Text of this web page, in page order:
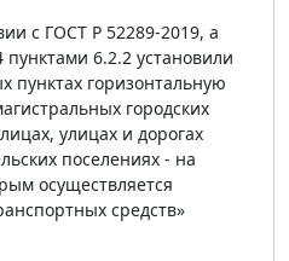
с ГОСТ Р 52289-2019, а
6.2.2 установили
пунктах горизонтальную
городских
улицах и дорогах
поселениях - на
осуществляется
средств»